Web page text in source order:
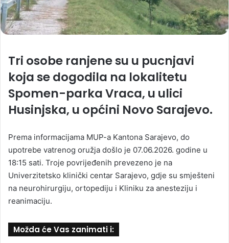
Tri osobe ranjene su u pucnjavi
koja se dogodila na lokalitetu
Spomen-parka Vraca, u ulici
Husinjska, u općini Novo Sarajevo.
Prema informacijama MUP-a Kantona Sarajevo, do
upotrebe vatrenog oružja došlo je 07.06.2026. godine u
18:15 sati. Troje povrijeđenih prevezeno je na
Univerzitetsko klinički centar Sarajevo, gdje su smješteni
na neurohirurgiju, ortopediju i Kliniku za anesteziju i
reanimaciju.
Možda će Vas zanimati i: